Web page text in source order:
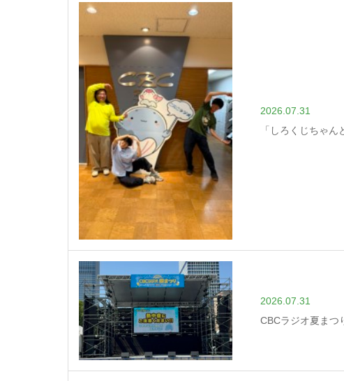
2026.07.31
「しろくじちゃ
2026.07.31
CBCラジオ夏まつ